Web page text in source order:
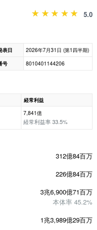
5.0
表日
2026年7月31日 (第1四半期)
号 8010401144206
経常利益
7,841億
経常利益率 33.5%
312億84百万
226億84百万
3兆6,900億71百万
本体率 45.2%
1兆3,989億29百万